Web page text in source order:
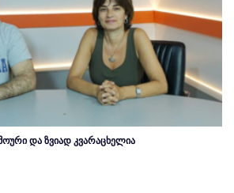
და ზვიად კვარაცხელია